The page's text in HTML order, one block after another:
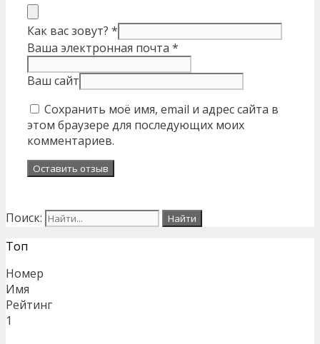
Как вас зовут? *
Ваша электронная почта *
Ваш сайт
Сохранить моё имя, email и адрес сайта в
этом браузере для последующих моих
комментариев.
Поиск:
Топ
Номер
Имя
Рейтинг
1